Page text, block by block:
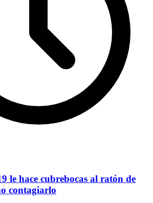
le hace cubrebocas al ratón de
contagiarlo